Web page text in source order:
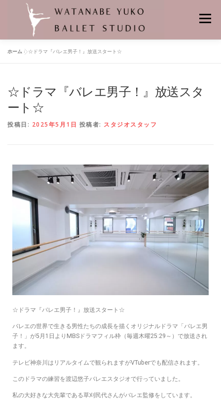
メニュー
悠子先生プロフィール バレエの先生 舞台の記憶 クラス
よくあるお問合せ 申し込み・問い合わせ
ホーム »☆ドラマ『バレエ男子！』放送スタート☆
☆ドラマ『バレエ男子！』放送スタ
ート☆
投稿日: 2025年5月1日 投稿者: スタジオスタッフ
☆ドラマ『バレエ男子！』放送スタート☆
バレエの世界で生きる男性たちの成長を描くオリジナルドラマ「バレエ男
子！」が5月1日よりMBSドラマフィル枠（毎週木曜25:29～）で放送され
ます。
テレビ神奈川はリアルタイムで観られますがVTuberでも配信されます。
このドラマの練習を渡辺悠子バレエスタジオで行っていました。
私の大好きな大先輩である草刈民代さんがバレエ監修をしています。